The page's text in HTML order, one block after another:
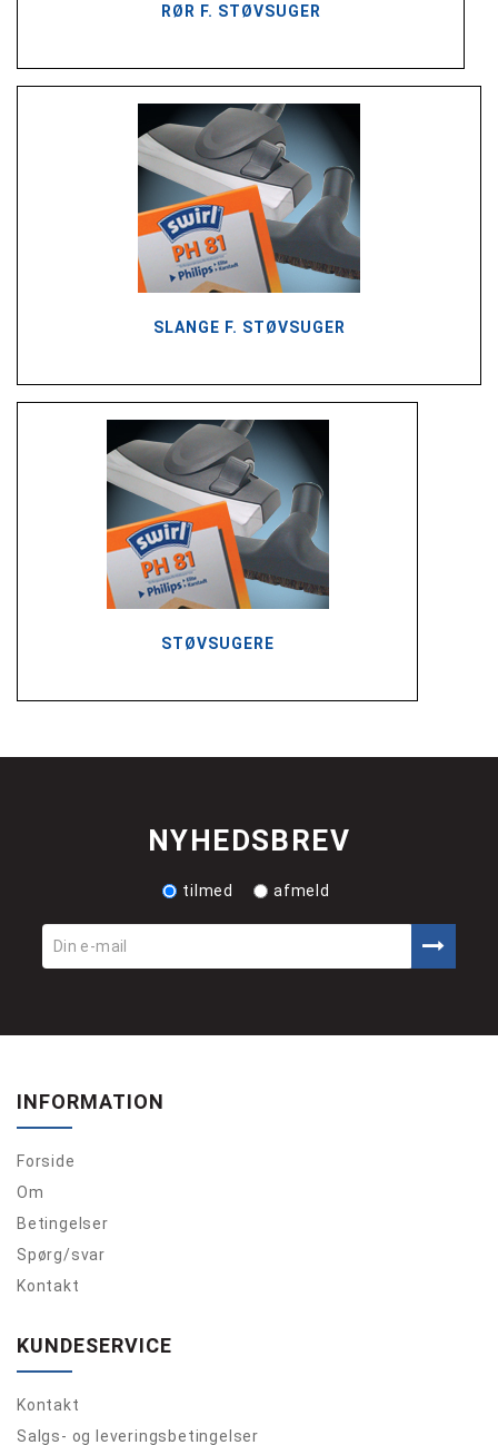
RØR F. STØVSUGER
SLANGE F. STØVSUGER
STØVSUGERE
NYHEDSBREV
tilmed afmeld
INFORMATION
Forside
Om
Betingelser
Spørg/svar
Kontakt
KUNDESERVICE
Kontakt
Salgs- og leveringsbetingelser